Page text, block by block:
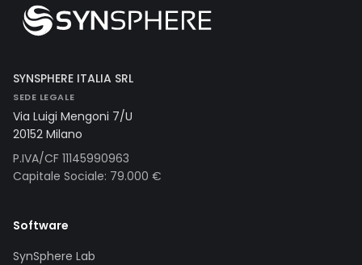
SYNSPHERE ITALIA SRL
SEDE LEGALE
Via Luigi Mengoni 7/U
20152 Milano
P.IVA/CF 11145990963
Capitale Sociale: 79.000 €
Software
SynSphere Lab